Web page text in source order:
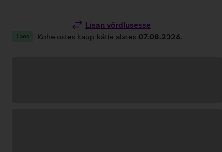
Lisan võrdlusesse
Laos Kohe ostes kaup kätte alates 07.08.2026